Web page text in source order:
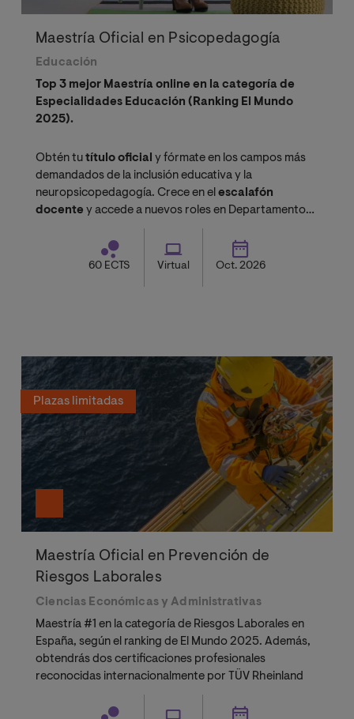
Maestría Oficial en Psicopedagogía
Educación
Top 3 mejor Maestría online en la categoría de
Especialidades Educación (Ranking El Mundo
2025).
Obtén tutítulo oficial y fórmate en los campos más
demandados de la inclusión educativa y la
neuropsicopedagogía. Crece en elescalafón
docente y accede a nuevos roles en Departamentos
de Consejería Estudiantil (DECE).
60 ECTS Virtual Oct. 2026
Plazas limitadas
Maestría Oficial en Prevención de
Riesgos Laborales
Ciencias Económicas y Administrativas
Maestría #1 en la categoría de Riesgos Laborales en
España, según el ranking de El Mundo 2025. Además,
obtendrás dos certificaciones profesionales
reconocidas internacionalmente por TÜV Rheinland